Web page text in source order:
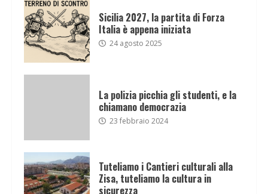
Sicilia 2027, la partita di Forza
Italia è appena iniziata
24 agosto 2025
La polizia picchia gli studenti, e la
chiamano democrazia
23 febbraio 2024
Tuteliamo i Cantieri culturali alla
Zisa, tuteliamo la cultura in
sicurezza